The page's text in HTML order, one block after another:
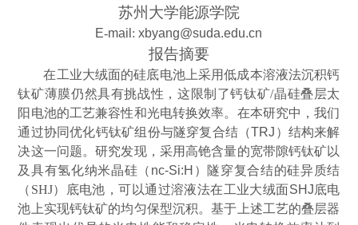
苏州大学能源学院
E-mail :xbyang@suda.edu.cn
报告摘要
在工业大绒面的硅底电池上采用低成本溶液法沉积钙
钛矿薄膜仍然具有挑战性，这限制了钙钛矿/晶硅叠层太
阳电池的工艺兼容性和光电转换效率。在本研究中，我们
通过协同优化钙钛矿组份与隧穿复合结（TRJ ）结构来解
决这一问题。研究发现，采用高铯含量的宽带隙钙钛矿以
及具有氢化纳米晶硅（ nc-Si:H ）隧穿复合结的硅异质结
（ SHJ）底电池，可以通过溶液法在工业大绒面SHJ底电
池 上实现钙钛矿的均匀保型沉积。基于上述工艺的叠层器